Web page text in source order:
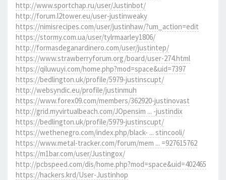
http://www.sportchap.ru/user/Justinbot/
http://forum.l2tower.eu/user-justinweaky
https://nimisrecipes.com/user/justinhaw/?um_action=edit
https://stormy.com.ua/user/tylrmaarley1806/
http://formasdeganardinero.com/user/justintep/
https://www.strawberryforum.org/board/user-274.html
https://qiluwuyi.com/home.php?mod=space&uid=7397
https://bedlington.uk/profile/5979-justinscupt/
http://websyndic.eu/profile/justinmuh
https://www.forex09.com/members/362920-justinovast
http://grid.myvirtualbeach.com/JOpensim ... -justindix
https://bedlington.uk/profile/5979-justinscupt/
https://wethenegro.com/index.php/black- ... stincooli/
https://www.metal-tracker.com/forum/mem ... =927615762
https://m1bar.com/user/Justingox/
http://pcbspeed.com/dis/home.php?mod=space&uid=402465
https://hackers.krd/User-Justinhop